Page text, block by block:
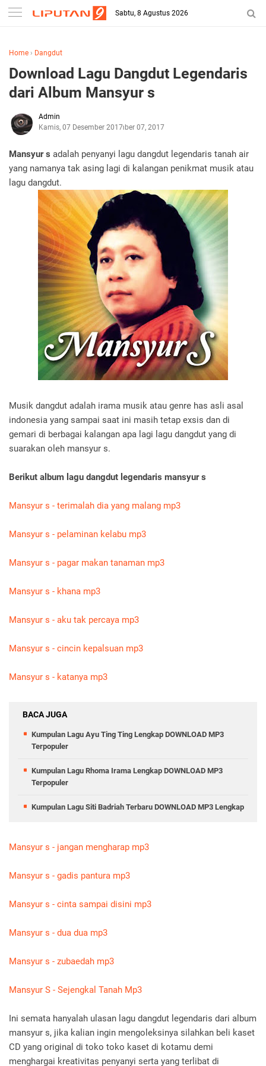
Sabtu, 8 Agustus 2026
Home › Dangdut
Download Lagu Dangdut Legendaris
dari Album Mansyur s
Admin
Kamis, 07 Desember 2017Desember 07, 2017
Mansyur s adalah penyanyi lagu dangdut legendaris tanah air
yang namanya tak asing lagi di kalangan penikmat musik atau
lagu dangdut.
Musik dangdut adalah irama musik atau genre has asli asal
indonesia yang sampai saat ini masih tetap exsis dan di
gemari di berbagai kalangan apa lagi lagu dangdut yang di
suarakan oleh mansyur s.
Berikut album lagu dangdut legendaris mansyur s
Mansyur s - terimalah dia yang malang mp3
Mansyur s - pelaminan kelabu mp3
Mansyur s - pagar makan tanaman mp3
Mansyur s - khana mp3
Mansyur s - aku tak percaya mp3
Mansyur s - cincin kepalsuan mp3
Mansyur s - katanya mp3
BACA JUGA
Kumpulan Lagu Ayu Ting Ting Lengkap DOWNLOAD MP3
Terpopuler
Kumpulan Lagu Rhoma Irama Lengkap DOWNLOAD MP3
Terpopuler
Kumpulan Lagu Siti Badriah Terbaru DOWNLOAD MP3 Lengkap
Mansyur s - jangan mengharap mp3
Mansyur s - gadis pantura mp3
Mansyur s - cinta sampai disini mp3
Mansyur s - dua dua mp3
Mansyur s - zubaedah mp3
Mansyur S - Sejengkal Tanah Mp3
Ini semata hanyalah ulasan lagu dangdut legendaris dari album
mansyur s, jika kalian ingin mengoleksinya silahkan beli kaset
CD yang original di toko toko kaset di kotamu demi
menghargai kreativitas penyanyi serta yang terlibat di